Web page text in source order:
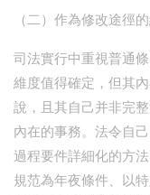
（二）作為修改途徑
司法實行中重視普通
維度值得確定，但其
說，且其自己并非完
內在的事務。法令自
過程要件詳細化的方
規范為年夜條件、以